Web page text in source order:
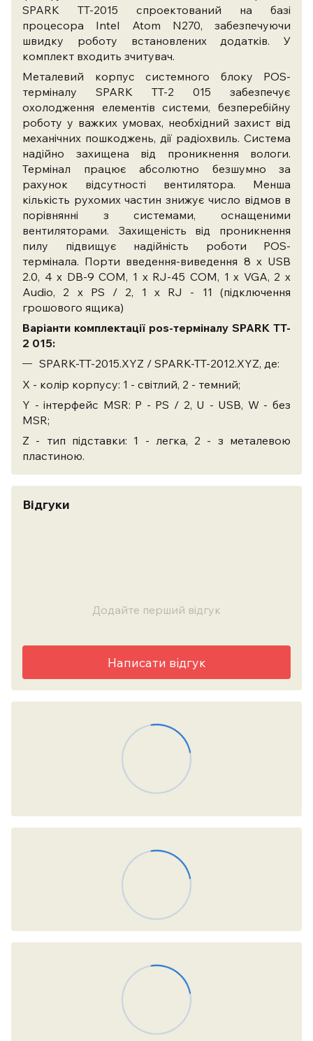
SPARK TT-2015 спроектований на базі
процесора Intel Atom N270, забезпечуючи
швидку роботу встановлених додатків. У
комплект входить зчитувач.
Металевий корпус системного блоку POS-
терміналу SPARK TT-2 015 забезпечує
охолодження елементів системи, безперебійну
роботу у важких умовах, необхідний захист від
механічних пошкоджень, дії радіохвиль. Система
надійно захищена від проникнення вологи.
Термінал працює абсолютно безшумно за
рахунок відсутності вентилятора. Менша
кількість рухомих частин знижує число відмов в
порівнянні з системами, оснащеними
вентиляторами. Захищеність від проникнення
пилу підвищує надійність роботи POS-
термінала. Порти введення-виведення 8 х USB
2.0, 4 х DB-9 COM, 1 х RJ-45 COM, 1 х VGA, 2 x
Audio, 2 x PS / 2, 1 х RJ - 11 (підключення
грошового ящика)
Варіанти комплектації pos-терміналу SPARK TT-
2 015:
SPARK-TT-2015.XYZ / SPARK-TT-2012.XYZ, де:
X - колір корпусу: 1 - світлий, 2 - темний;
Y - інтерфейс MSR: P - PS / 2, U - USB, W - без
MSR;
Z - тип підставки: 1 - легка, 2 - з металевою
пластиною.
Відгуки
Додайте перший відгук
Написати відгук